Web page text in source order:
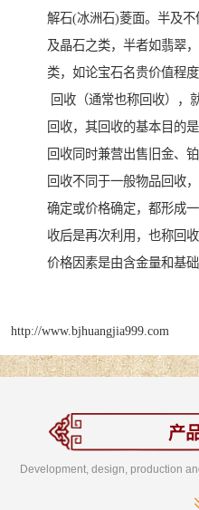
解石(冰洲石)菱面。半及
及晶石之类，半者如翡翠
类，如论宝石名贵价值程度
回收（通常也称回收），
回收，其回收的基本目的
回收同时兼营出售旧金、
回收不同于一般物品回收
确定或价格确定，都形成
收后是再次利用，也称回
价格因素是由含金量和基
http://www.bjhuangjia999.com
产